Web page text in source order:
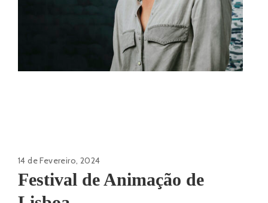
14 de Fevereiro, 2024
Festival de Animação de